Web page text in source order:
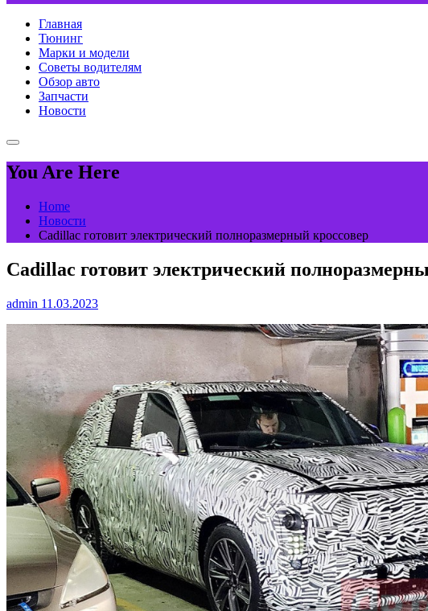
Главная
Тюнинг
Марки и модели
Советы водителям
Обзор авто
Запчасти
Новости
You Are Here
Home
Новости
Cadillac готовит электрический полноразмерный кроссовер
Cadillac готовит электрический
admin 11.03.2023